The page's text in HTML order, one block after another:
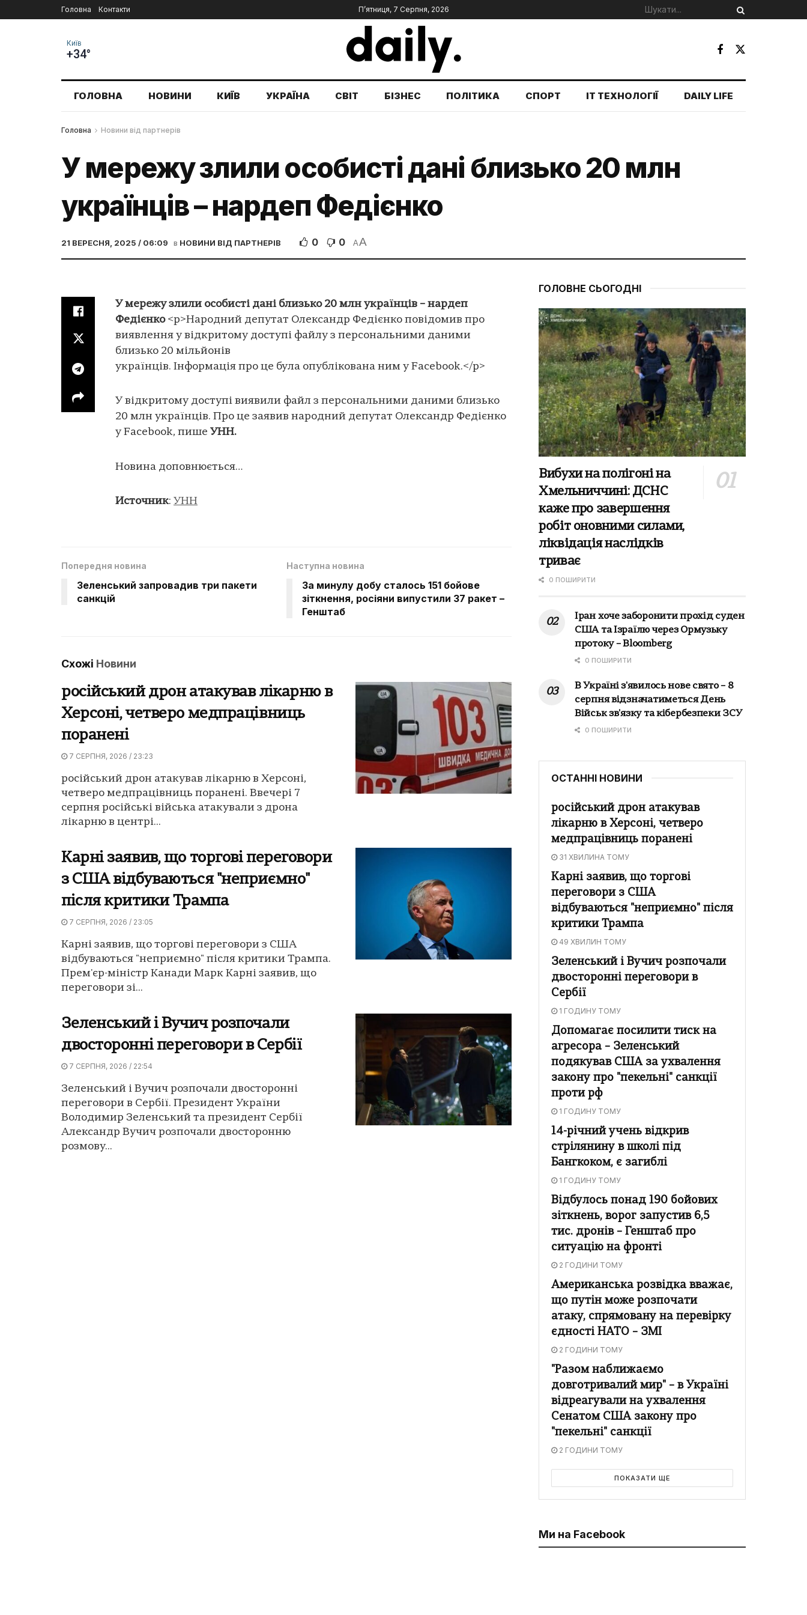
Головна Контакти П’ятниця, 7 Серпня, 2026
Київ
+34°
ГОЛОВНА НОВИНИ КИЇВ УКРАЇНА СВІТ БІЗНЕС ПОЛІТИКА СПОРТ IT ТЕХНОЛОГІЇ DAILY LIFE
Головна Новини від партнерів
У мережу злили особисті дані близько 20 млн
українців – нардеп Федієнко
21 ВЕРЕСНЯ, 2025 / 06:09 в НОВИНИ ВІД ПАРТНЕРІВ 0 0 AA
У мережу злили особисті дані близько 20 млн українців – нардеп
Федієнко <p>Народний депутат Олександр Федієнко повідомив про
виявлення у відкритому доступі файлу з персональними даними
близько 20 мільйонів
українців. Інформація про це була опублікована ним у Facebook.</p>
У відкритому доступі виявили файл з персональними даними близько
20 млн українців. Про це заявив народний депутат Олександр Федієнко
у Facebook, пише УНН.
Новина доповнюється…
Источник: УНН
Попередня новина
Зеленський запровадив три пакети
санкцій
Наступна новина
За минулу добу сталось 151 бойове
зіткнення, росіяни випустили 37 ракет –
Генштаб
Схожі Новини
російський дрон атакував лікарню в
Херсоні, четверо медпрацівниць
поранені
7 СЕРПНЯ, 2026 / 23:23
російський дрон атакував лікарню в Херсоні,
четверо медпрацівниць поранені. Ввечері 7
серпня російські війська атакували з дрона
лікарню в центрі...
Карні заявив, що торгові переговори
з США відбуваються "неприємно"
після критики Трампа
7 СЕРПНЯ, 2026 / 23:05
Карні заявив, що торгові переговори з США
відбуваються "неприємно" після критики Трампа.
Прем'єр-міністр Канади Марк Карні заявив, що
переговори зі...
Зеленський і Вучич розпочали
двосторонні переговори в Сербії
7 СЕРПНЯ, 2026 / 22:54
Зеленський і Вучич розпочали двосторонні
переговори в Сербії. Президент України
Володимир Зеленський та президент Сербії
Александр Вучич розпочали двосторонню
розмову...
ГОЛОВНЕ СЬОГОДНІ
Вибухи на полігоні на
Хмельниччині: ДСНС
каже про завершення
робіт оновними силами,
ліквідація наслідків
триває
0 ПОШИРИТИ
Іран хоче заборонити прохід суден
США та Ізраїлю через Ормузьку
протоку – Bloomberg
0 ПОШИРИТИ
В Україні з'явилось нове свято – 8
серпня відзначатиметься День
Військ зв'язку та кібербезпеки ЗСУ
0 ПОШИРИТИ
ОСТАННІ НОВИНИ
російський дрон атакував
лікарню в Херсоні, четверо
медпрацівниць поранені
31 ХВИЛИНА ТОМУ
Карні заявив, що торгові
переговори з США
відбуваються "неприємно" після
критики Трампа
49 ХВИЛИН ТОМУ
Зеленський і Вучич розпочали
двосторонні переговори в
Сербії
1 ГОДИНУ ТОМУ
Допомагає посилити тиск на
агресора – Зеленський
подякував США за ухвалення
закону про "пекельні" санкції
проти рф
1 ГОДИНУ ТОМУ
14-річний учень відкрив
стрілянину в школі під
Бангкоком, є загиблі
1 ГОДИНУ ТОМУ
Відбулось понад 190 бойових
зіткнень, ворог запустив 6,5
тис. дронів – Генштаб про
ситуацію на фронті
2 ГОДИНИ ТОМУ
Американська розвідка вважає,
що путін може розпочати
атаку, спрямовану на перевірку
єдності НАТО – ЗМІ
2 ГОДИНИ ТОМУ
"Разом наближаємо
довготривалий мир" – в Україні
відреагували на ухвалення
Сенатом США закону про
"пекельні" санкції
2 ГОДИНИ ТОМУ
ПОКАЗАТИ ЩЕ
Ми на Facebook